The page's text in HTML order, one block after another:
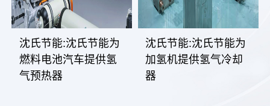
沈氏节能:沈氏节能为
燃料电池汽车提供氢
气预热器
沈氏节能:沈氏节能为
加氢机提供氢气冷却
器